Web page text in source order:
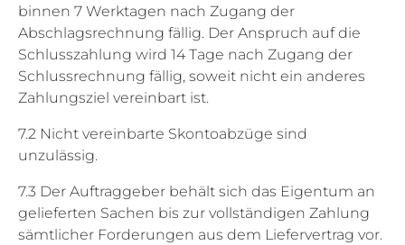
binnen 7 Werktagen nach Zugang der
Abschlagsrechnung fällig. Der Anspruch auf die
Schlusszahlung wird 14 Tage nach Zugang der
Schlussrechnung fällig, soweit nicht ein anderes
Zahlungsziel vereinbart ist.
7.2 Nicht vereinbarte Skontoabzüge sind
unzulässig.
7.3 Der Auftraggeber behält sich das Eigentum an
gelieferten Sachen bis zur vollständigen Zahlung
sämtlicher Forderungen aus dem Liefervertrag vor.